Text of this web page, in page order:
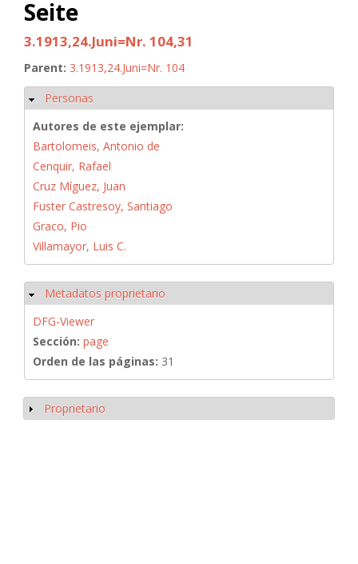
Seite
3.1913,24.Juni=Nr. 104,31
Parent: 3.1913,24.Juni=Nr. 104
Ocultar
Personas
Autores de este ejemplar:
Bartolomeis, Antonio de
Cenquir, Rafael
Cruz Míguez, Juan
Fuster Castresoy, Santiago
Graco, Pio
Villamayor, Luis C.
Ocultar
Metadatos proprietario
DFG-Viewer
Sección: page
Orden de las páginas: 31
Mostrar
Proprietario